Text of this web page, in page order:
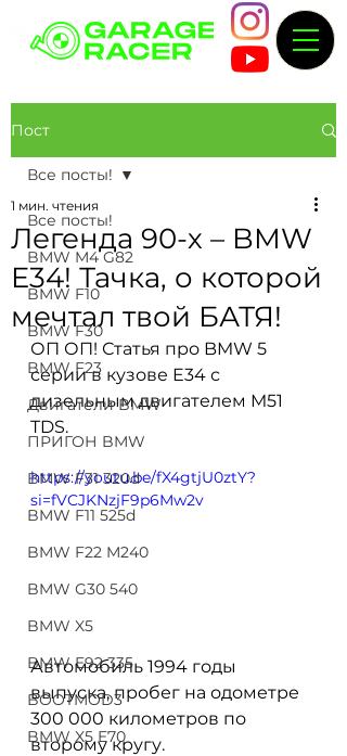
Пост
Все посты!
BMW M4 G82
BMW F10
BMW F30
BMW F23
Двигатели BMW
ПРИГОН BMW
BMW F31 320d
BMW F11 525d
BMW F22 M240
BMW G30 540
BMW X5
BMW E92 335
BOOTMOD3
BMW X5 E70
Все посты!
Легенда 90-х – BMW
E34! Тачка, о которой
мечтал твой БАТЯ!
1 мин. чтения
ОП ОП! Статья про BMW 5
серии в кузове E34 с
дизельным двигателем M51
TDS.
https://youtu.be/fX4gtjU0ztY?
si=fVCJKNzjF9p6Mw2v
Автомобиль 1994 годы
выпуска, пробег на одометре
300 000 километров по
второму кругу.